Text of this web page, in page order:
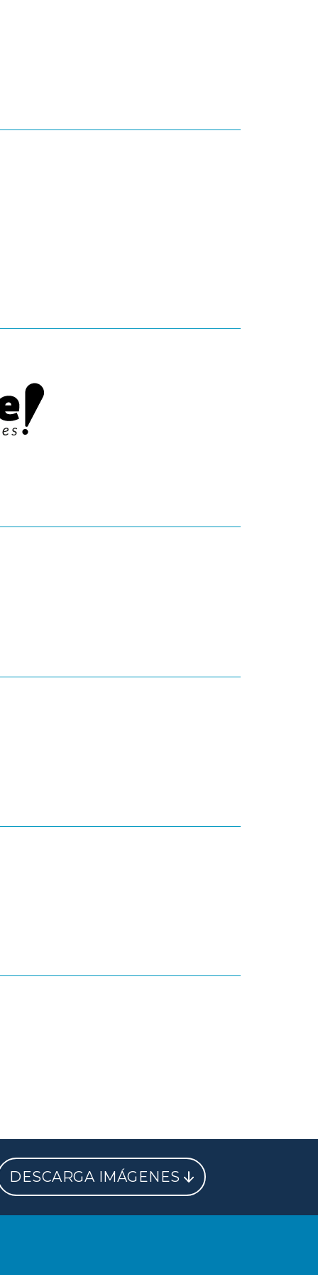
DESCARGA IMÁGENES